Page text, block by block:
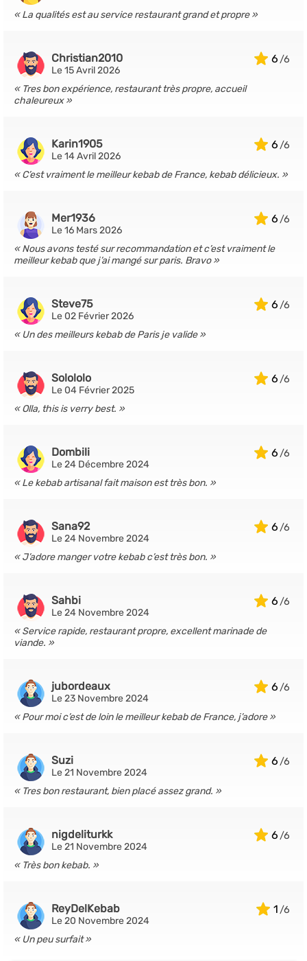
La qualités est au service restaurant grand et propre
6
Christian2010
Le 15 Avril 2026
Tres bon expérience, restaurant très propre, accueil
chaleureux
6
Karin1905
Le 14 Avril 2026
C’est vraiment le meilleur kebab de France, kebab délicieux.
6
Mer1936
Le 16 Mars 2026
Nous avons testé sur recommandation et c’est vraiment le
meilleur kebab que j’ai mangé sur paris. Bravo
6
Steve75
Le 02 Février 2026
Un des meilleurs kebab de Paris je valide
6
Solololo
Le 04 Février 2025
Olla, this is verry best.
6
Dombili
Le 24 Décembre 2024
Le kebab artisanal fait maison est très bon.
6
Sana92
Le 24 Novembre 2024
J’adore manger votre kebab c’est très bon.
6
Sahbi
Le 24 Novembre 2024
Service rapide, restaurant propre, excellent marinade de
viande.
6
jubordeaux
Le 23 Novembre 2024
Pour moi c’est de loin le meilleur kebab de France, j’adore
6
Suzi
Le 21 Novembre 2024
Tres bon restaurant, bien placé assez grand.
6
nigdeliturkk
Le 21 Novembre 2024
Très bon kebab.
1
ReyDelKebab
Le 20 Novembre 2024
Un peu surfait